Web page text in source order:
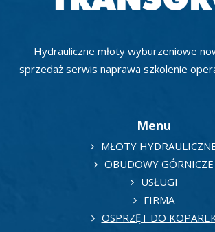
Hydrauliczne młoty wyburzeniowe
sprzedaż serwis naprawa szkolenie
Menu
MŁOTY
OBUDOWY GÓRNICZE
USŁUGI
FIRMA
OSPRZĘT DO